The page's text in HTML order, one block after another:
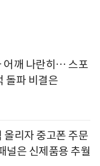
어깨 나란히… 스포
돌파 비결은
올리자 중고폰 주문
널은 신제품용 추월